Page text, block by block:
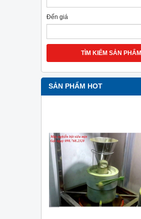
Đến giá
TÌM KIẾM SẢN PHẨM
SẢN PHẨM HOT